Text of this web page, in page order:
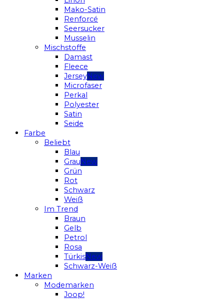
Mako-Satin
Renforcé
Seersucker
Musselin
Mischstoffe
Damast
Fleece
Jersey
Microfaser
Perkal
Polyester
Satin
Seide
Farbe
Beliebt
Blau
Grau
Grün
Rot
Schwarz
Weiß
Im Trend
Braun
Gelb
Petrol
Rosa
Türkis
Schwarz-Weiß
Marken
Modemarken
Joop!